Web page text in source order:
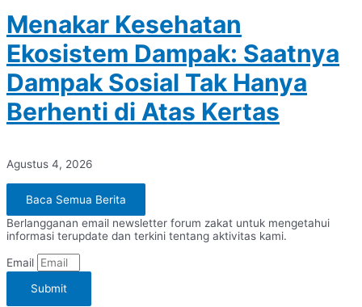
Menakar Kesehatan
Ekosistem Dampak: Saatnya
Dampak Sosial Tak Hanya
Berhenti di Atas Kertas
Agustus 4, 2026
Baca Semua Berita
Berlangganan email newsletter forum zakat untuk mengetahui
informasi terupdate dan terkini tentang aktivitas kami.
Email
Submit